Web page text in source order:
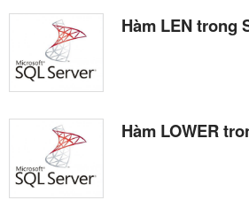
Hàm LEN trong
Hàm LOWER